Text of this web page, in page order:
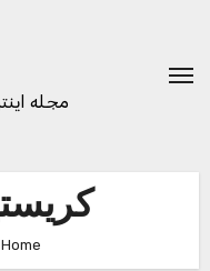
content
مجله
Home